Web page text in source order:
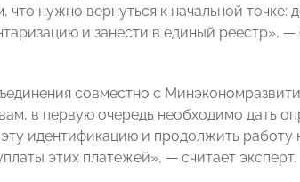
нужно вернуться к начальной точке:
и занести в единый реестр», —
совместно с
в первую очередь необходимо дать
идентификацию и продолжить работу
этих платежей», — считает эксперт.